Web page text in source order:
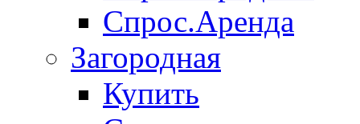
Спрос.Аренда
Загородная
Купить